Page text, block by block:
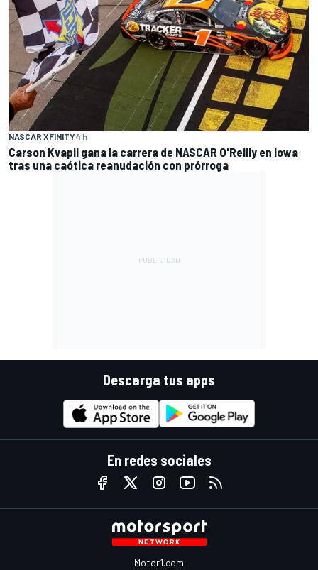
NASCAR XFINITY4 h
Carson Kvapil gana la carrera de NASCAR O'Reilly en Iowa
tras una caótica reanudación con prórroga
Descarga tus apps
En redes sociales
Motor1.com